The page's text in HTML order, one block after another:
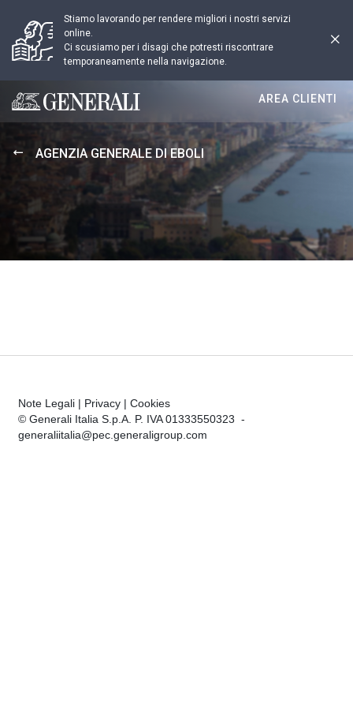
Stiamo lavorando per rendere migliori i nostri servizi
online.
Ci scusiamo per i disagi che potresti riscontrare
temporaneamente nella navigazione.
Generali logo
AREA CLIENTI
AGENZIA GENERALE DI EBOLI
Note Legali | Privacy | Cookies
© Generali Italia S.p.A. P. IVA 01333550323 -
generaliitalia@pec.generaligroup.com